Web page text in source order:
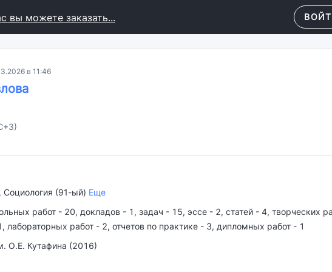
вы можете заказать...
в 11:46
, Социология (91-ый) Еще
работ - 20, докладов - 1, задач - 15, эссе - 2, статей - 4, творческих
лабораторных работ - 2, отчетов по практике - 3, дипломных работ - 1
О.Е. Кутафина (2016)